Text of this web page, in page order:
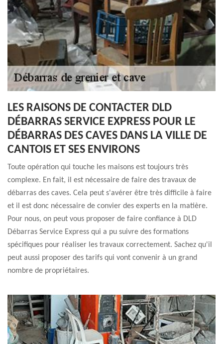
LES RAISONS DE CONTACTER DLD
DÉBARRAS SERVICE EXPRESS POUR LE
DÉBARRAS DES CAVES DANS LA VILLE DE
CANTOIS ET SES ENVIRONS
Toute opération qui touche les maisons est toujours très
complexe. En fait, il est nécessaire de faire des travaux de
débarras des caves. Cela peut s'avérer être très difficile à faire
et il est donc nécessaire de convier des experts en la matière.
Pour nous, on peut vous proposer de faire confiance à DLD
Débarras Service Express qui a pu suivre des formations
spécifiques pour réaliser les travaux correctement. Sachez qu'il
peut aussi proposer des tarifs qui vont convenir à un grand
nombre de propriétaires.